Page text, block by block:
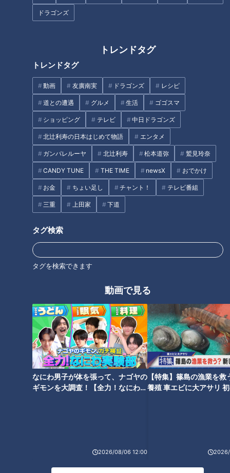
ドラゴンズ
トレンドタグ
トレンドタグ
動画 友廣南実 ドラゴンズ レシピ
道との遭遇 グルメ 生活 ゴゴスマ
ショッピング テレビ 中日ドラゴンズ
北辻利寿の日本はじめて物語 エンタメ
ガンバレルーヤ 北辻利寿 松本道弥 鷲見玲奈
CANDY TUNE THE TIME newsX おでかけ
お金 ちょい足し チャント！ テレビ番組
三重 上田家 下道
タグ検索
タグを検索できます
動画で見る
なにわ男子が体を張って、ナゴヤの
ギモンを大調査！【全力！なにわ実
2026/08/06 12:00
【特集】篠島の漁業を救
養殖 車エビに大アサリ
オススメ関連コンテンツ
国道なのに超危険！？走行困難
な日本三大酷道「国道157
号」 激レア標識「40高中」＆
路上河川「洗い越し」も
中国道沿いの正体不明のトンネ
ルはなぜ造られた？地図にも載
らない道の謎を解明！
やむなく工事中断… 20年の歳
断道路」が完成しなかったワケ
高速リニューアル工事の裏側
全国に2カ所しかない高速道路
の廃道 山梨県“中央道”の側道
に残る旧本線とは